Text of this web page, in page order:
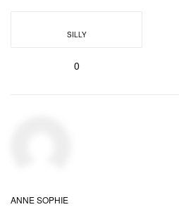
SILLY
0
ANNE SOPHIE